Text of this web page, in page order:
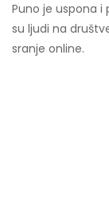
Puno je uspona i
su ljudi na
sranje online.